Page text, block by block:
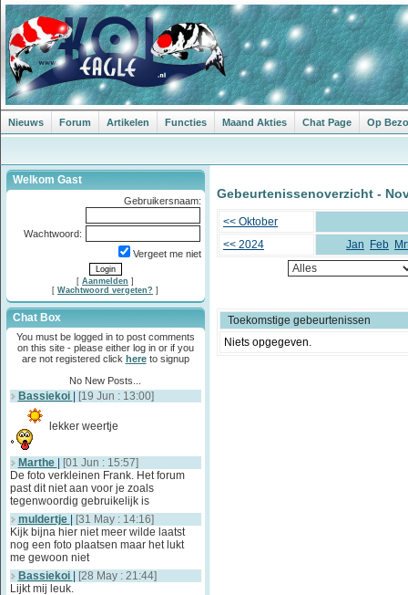
Nieuws Forum Artikelen Functies Maand Akties Chat Page Op
Welkom Gast
Gebruikersnaam:
Wachtwoord:
Vergeet me niet
[ Aanmelden ]
[ Wachtwoord vergeten? ]
Chat Box
You must be logged in to post comments
on this site - please either log in or if you
are not registered click hereto signup
No New Posts...
Bassiekoi [19 Jun : 13:00]
lekker weertje
Marthe
[01 Jun : 15:57]
De foto verkleinen Frank. Het forum
past dit niet aan voor je zoals
tegenwoordig gebruikelijk is
muldertje
[31 May : 14:16]
Kijk bijna hier niet meer wilde laatst
nog een foto plaatsen maar het lukt
me gewoon niet
Bassiekoi
[28 May : 21:44]
Lijkt mij leuk.
Gebeurtenissenoverzicht -
<< Oktober
<< 2024
Jan Feb
Toekomstige gebeurtenissen
Niets opgegeven.